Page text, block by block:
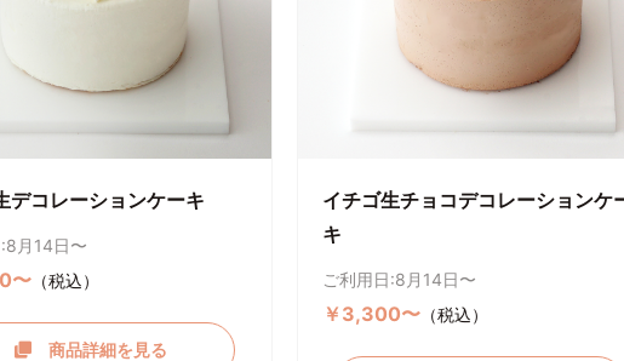
デコレーションケーキ
月14日〜
〜 （税込）
商品詳細を見る
イチゴ生チョコデコレーションケ
キ
ご利用日:8月14日〜
￥3,300〜 （税込）